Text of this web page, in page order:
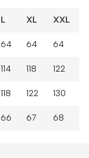
L XL XXL
64 64 64
114 118 122
118 122 130
66 67 68